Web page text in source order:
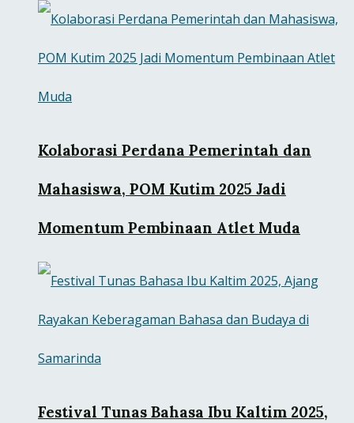
Kolaborasi Perdana Pemerintah dan
Mahasiswa, POM Kutim 2025 Jadi
Momentum Pembinaan Atlet Muda
Festival Tunas Bahasa Ibu Kaltim 2025,